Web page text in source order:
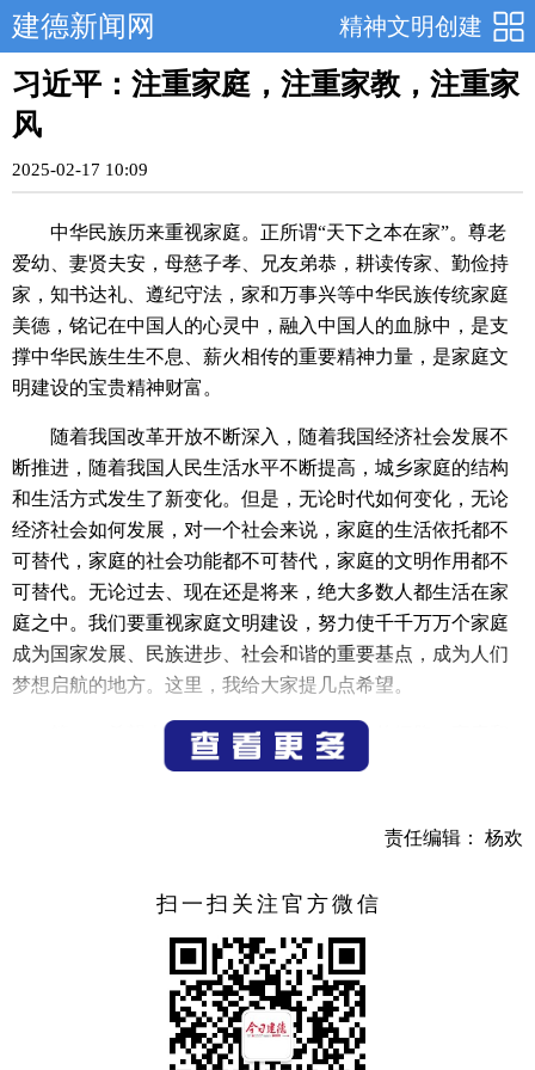
精神文明创建
建德新闻网
习近平：注重家庭，注重家教，注重家
风
2025-02-17 10:09
中华民族历来重视家庭。正所谓“天下之本在家”。尊老
爱幼、妻贤夫安，母慈子孝、兄友弟恭，耕读传家、勤俭持
家，知书达礼、遵纪守法，家和万事兴等中华民族传统家庭
美德，铭记在中国人的心灵中，融入中国人的血脉中，是支
撑中华民族生生不息、薪火相传的重要精神力量，是家庭文
明建设的宝贵精神财富。
随着我国改革开放不断深入，随着我国经济社会发展不
断推进，随着我国人民生活水平不断提高，城乡家庭的结构
和生活方式发生了新变化。但是，无论时代如何变化，无论
经济社会如何发展，对一个社会来说，家庭的生活依托都不
可替代，家庭的社会功能都不可替代，家庭的文明作用都不
可替代。无论过去、现在还是将来，绝大多数人都生活在家
庭之中。我们要重视家庭文明建设，努力使千千万万个家庭
成为国家发展、民族进步、社会和谐的重要基点，成为人们
梦想启航的地方。这里，我给大家提几点希望。
第一，希望大家注重家庭。家庭是社会的细胞。家庭和
睦则社会安定，家庭幸福则社会祥和，家庭文明则社会文
前途命运紧密相连。我们要认识到，千家万户都好，国家才
抽象的，最终要体现在千千万万个家庭都幸福美满上，体现
在亿万人民生活不断改善上。同时，我们还要认识到，国家
好，民族好，家庭才能好。当前，全党全国各族人民正在实
现“两个一百年”奋斗目标、实现中华民族伟大复兴中国梦的
新长征路上砥砺前行。只有实现中华民族伟大复兴的中国
梦，家庭梦才能梦想成真。中国人历来讲求精忠报国，革命
责任编辑： 杨欢
扫一扫关注官方微信